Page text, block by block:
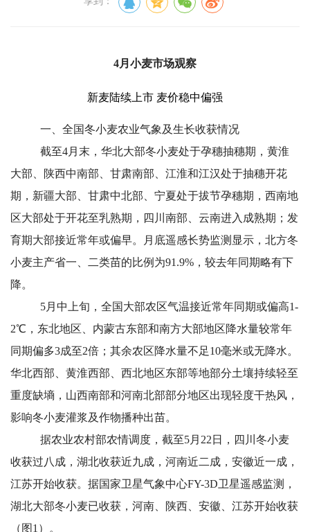
4月小麦市场观察
新麦陆续上市 麦价稳中偏强
一、全国冬小麦农业气象及生长收获情况
截至4月末，华北大部冬小麦处于孕穗抽穗期，黄淮
大部、陕西中南部、甘肃南部、江淮和江汉处于抽穗开花
期，新疆大部、甘肃中北部、宁夏处于拔节孕穗期，西南地
区大部处于开花至乳熟期，四川南部、云南进入成熟期；发
育期大部接近常年或偏早。
月底遥感长势监测显示，北方冬
小麦主产省一、二类苗的比例为91.9%，较去年同期略有下
降。
5月中上旬，全国大部农区气温接近常年同期或偏高1-
2℃，东北地区、内蒙古东部和南方大部地区降水量较常年
同期偏多3成至2倍；其余农区降水量不足10毫米或无降水。
华北西部、黄淮西部、西北地区东部等地部分土壤持续轻至
重度缺墒，山西南部和河南北部部分地区出现轻度干热风，
影响冬小麦灌浆及作物播种出苗。
据农业农村部农情调度，截至5月22日，四川冬小麦
收获过八成，湖北收获近九成，河南近二成，安徽近一成，
江苏开始收获。据国家卫星气象中心FY-3D卫星遥感监测，
湖北大部冬小麦已收获，河南、陕西、安徽、江苏开始收获
（图1）。